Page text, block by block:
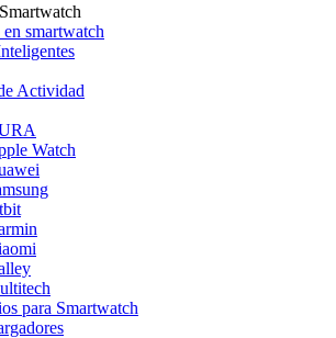
Smartwatch
smartwatch
Actividad
Watch
para Smartwatch